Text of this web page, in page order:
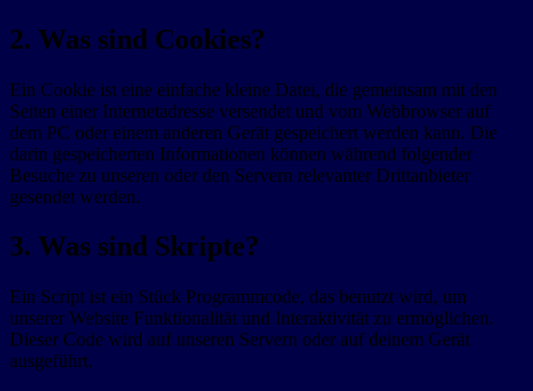
2. Was sind Cookies?
Ein Cookie ist eine einfache kleine Datei, die gemeinsam mit den
Seiten einer Internetadresse versendet und vom Webbrowser auf
dem PC oder einem anderen Gerät gespeichert werden kann. Die
darin gespeicherten Informationen können während folgender
Besuche zu unseren oder den Servern relevanter Drittanbieter
gesendet werden.
3. Was sind Skripte?
Ein Script ist ein Stück Programmcode, das benutzt wird, um
unserer Website Funktionalität und Interaktivität zu ermöglichen.
Dieser Code wird auf unseren Servern oder auf deinem Gerät
ausgeführt.